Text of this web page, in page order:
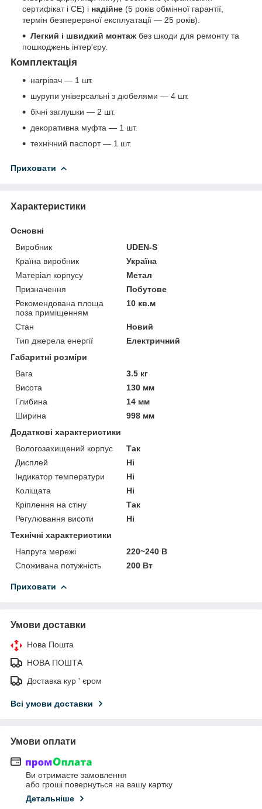
сертифікат і СЕ) і надійне (5 років обмінної гарантії,
термін безперервної експлуатації — 25 років).
Легкий і швидкий монтаж без шкоди для ремонту та
пошкоджень інтер'єру.
Комплектація
нагрівач — 1 шт.
шурупи універсальні з дюбелями — 4 шт.
бічні заглушки — 2 шт.
декоративна муфта — 1 шт.
технічний паспорт — 1 шт.
Приховати
Характеристики
Основні
Виробник
UDEN-S
Країна виробник
Україна
Матеріал корпусу
Метал
Призначення
Побутове
Рекомендована площа
поза приміщенням
10 кв.м
Стан
Новий
Тип джерела енергії
Електричний
Габаритні розміри
Вага
3.5 кг
Висота
130 мм
Глибина
14 мм
Ширина
998 мм
Додаткові характеристики
Вологозахищений корпус
Так
Дисплей
Ні
Індикатор температури
Ні
Коліщата
Ні
Кріплення на стіну
Так
Регулювання висоти
Ні
Технічні характеристики
Напруга мережі
220~240 В
Споживана потужність
200 Вт
Приховати
Умови доставки
Нова Пошта
НОВА ПОШТА
Доставка кур ' єром
Всі умови доставки
Умови оплати
Ви отримаєте замовлення
або гроші повернуться на вашу картку
Детальніше